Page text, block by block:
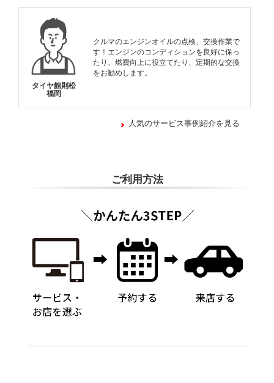
タイヤ館則松
福岡
クルマのエンジンオイルの点検、交換作業で
す！エンジンのコンディションを良好に保っ
たり、燃費向上に役立てたり、定期的な交換
をお勧めします。
人気のサービス事例紹介を見る
ご利用方法